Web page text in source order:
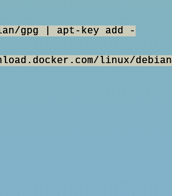
gpg | apt-key add -
linux/